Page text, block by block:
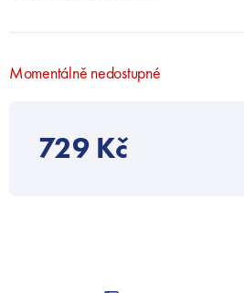
729 Kč
Momentálně nedostupné